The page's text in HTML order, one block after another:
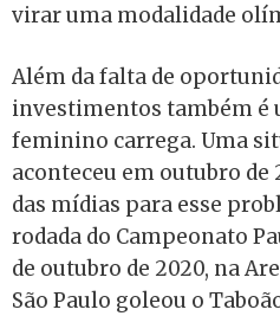
virar uma modalidade
Além da falta de
investimentos também é
feminino carrega. Uma
aconteceu em outubro de
das mídias para esse
rodada do Campeonato
de outubro de 2020, na
São Paulo goleou o